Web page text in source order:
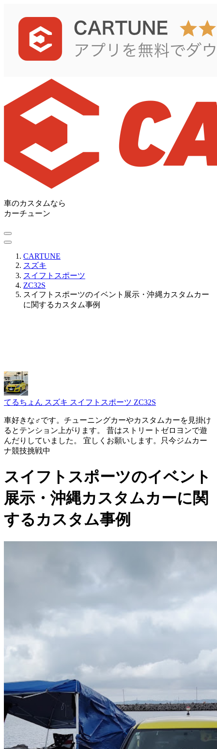
車のカスタムなら
カーチューン
CARTUNE
スズキ
スイフトスポーツ
ZC32S
スイフトスポーツのイベント展示・沖縄カスタムカー
に関するカスタム事例
てるちょん スズキ スイフトスポーツ ZC32S
車好きな♂です。チューニングカーやカスタムカーを見掛け
るとテンション上がります。 昔はストリートゼロヨンで遊
んだりしていました。 宜しくお願いします。只今ジムカー
ナ競技挑戦中
スイフトスポーツのイベント
展示・沖縄カスタムカーに関
するカスタム事例